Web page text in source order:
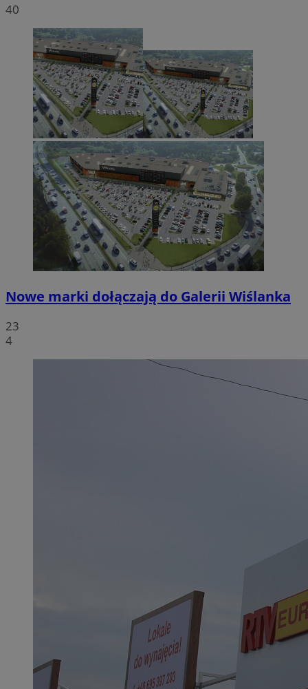
40
Nowe marki dołączają do Galerii Wiślanka
23
4